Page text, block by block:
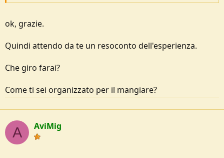
ok, grazie.
Quindi attendo da te un resoconto dell'esperienza.
Che giro farai?
Come ti sei organizzato per il mangiare?
A AviMig